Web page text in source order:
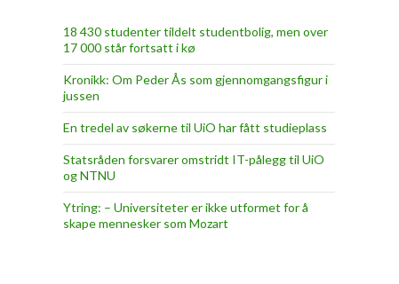
18 430 studenter tildelt studentbolig, men over
17 000 står fortsatt i kø
Kronikk: Om Peder Ås som gjennomgangsfigur i
jussen
En tredel av søkerne til UiO har fått studieplass
Statsråden forsvarer omstridt IT-pålegg til UiO
og NTNU
Ytring: – Universiteter er ikke utformet for å
skape mennesker som Mozart